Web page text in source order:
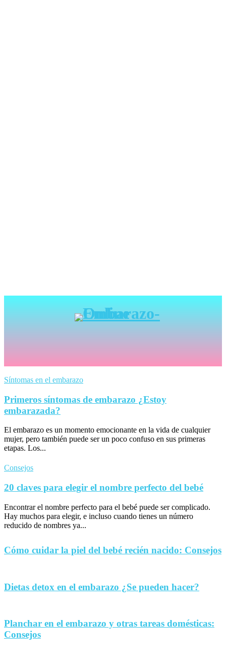
Síntomas en el embarazo
Primeros síntomas de embarazo ¿Estoy
embarazada?
El embarazo es un momento emocionante en la vida de cualquier
mujer, pero también puede ser un poco confuso en sus primeras
etapas. Los...
Consejos
20 claves para elegir el nombre perfecto del bebé
Encontrar el nombre perfecto para el bebé puede ser complicado.
Hay muchos para elegir, e incluso cuando tienes un número
reducido de nombres ya...
Cómo cuidar la piel del bebé recién nacido: Consejos
Dietas detox en el embarazo ¿Se pueden hacer?
Planchar en el embarazo y otras tareas domésticas:
Consejos